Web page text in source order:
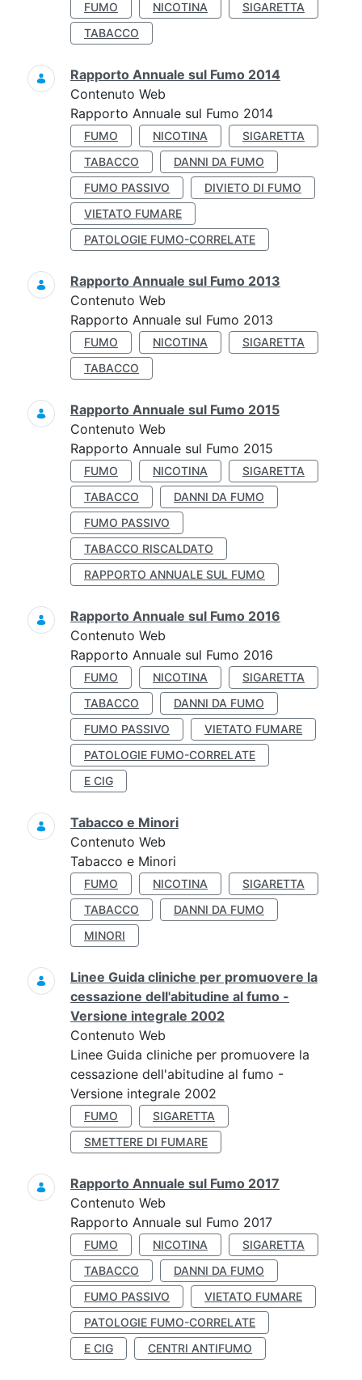
FUMO NICOTINA
SIGARETTA
TABACCO
Rapporto Annuale sul Fumo 2014
Contenuto Web
Rapporto Annuale sul Fumo 2014
FUMO NICOTINA
SIGARETTA
TABACCO
DANNI DA FUMO
FUMO PASSIVO
DIVIETO DI FUMO
VIETATO FUMARE
PATOLOGIE FUMO-CORRELATE
Rapporto Annuale sul Fumo 2013
Contenuto Web
Rapporto Annuale sul Fumo 2013
FUMO NICOTINA
SIGARETTA
TABACCO
Rapporto Annuale sul Fumo 2015
Contenuto Web
Rapporto Annuale sul Fumo 2015
FUMO NICOTINA
SIGARETTA
TABACCO
DANNI DA FUMO
FUMO PASSIVO
TABACCO RISCALDATO
RAPPORTO ANNUALE SUL FUMO
Rapporto Annuale sul Fumo 2016
Contenuto Web
Rapporto Annuale sul Fumo 2016
FUMO NICOTINA
SIGARETTA
TABACCO
DANNI DA FUMO
FUMO PASSIVO
VIETATO FUMARE
PATOLOGIE FUMO-CORRELATE
E CIG
Tabacco e Minori
Contenuto Web
Tabacco e Minori
FUMO NICOTINA
SIGARETTA
TABACCO
DANNI DA FUMO
MINORI
Linee Guida cliniche per promuovere la
cessazione dell'abitudine al fumo -
Versione integrale 2002
Contenuto Web
Linee Guida cliniche per promuovere la
cessazione dell'abitudine al fumo -
Versione integrale 2002
FUMO
SIGARETTA
SMETTERE DI FUMARE
Rapporto Annuale sul Fumo 2017
Contenuto Web
Rapporto Annuale sul Fumo 2017
FUMO NICOTINA
SIGARETTA
TABACCO
DANNI DA FUMO
FUMO PASSIVO
VIETATO FUMARE
PATOLOGIE FUMO-CORRELATE
E CIG
CENTRI ANTIFUMO